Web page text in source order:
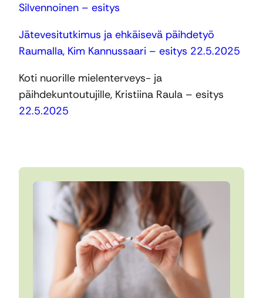
Silvennoinen – esitys
Jätevesitutkimus ja ehkäisevä päihdetyö
Raumalla, Kim Kannussaari – esitys 22.5.2025
Koti nuorille mielenterveys- ja
päihdekuntoutujille, Kristiina Raula – esitys
22.5.2025